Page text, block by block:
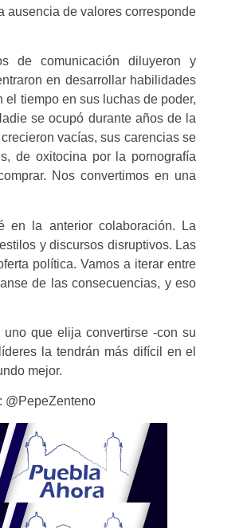
ausencia de valores corresponde
de comunicación diluyeron y
en desarrollar habilidades
tiempo en sus luchas de poder,
se ocupó durante años de la
vacías, sus carencias se
de oxitocina por la pornografía
Nos convertimos en una
en la anterior colaboración. La
y discursos disruptivos. Las
política. Vamos a iterar entre
de las consecuencias, y eso
que elija convertirse -con su
la tendrán más difícil en el
mejor.
@PepeZenteno